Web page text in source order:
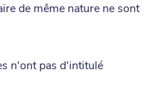
de même nature ne sont
n'ont pas d'intitulé